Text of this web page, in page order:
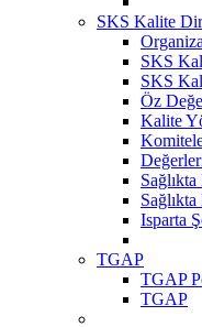
SKS Kalite
SKS
SKS
Öz
Kalite
Isparta
TGAP
TGAP
TGAP